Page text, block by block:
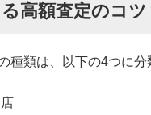
高額査定のコツ
種類は、以下の4つに分